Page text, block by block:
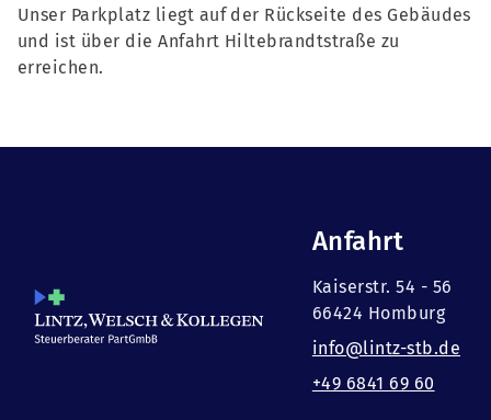
Unser Parkplatz liegt auf der Rückseite des Gebäudes
und ist über die Anfahrt Hiltebrandtstraße zu
erreichen.
Anfahrt
Kaiserstr. 54 - 56
66424 Homburg
info@lintz-stb.de
+49 6841 69 60